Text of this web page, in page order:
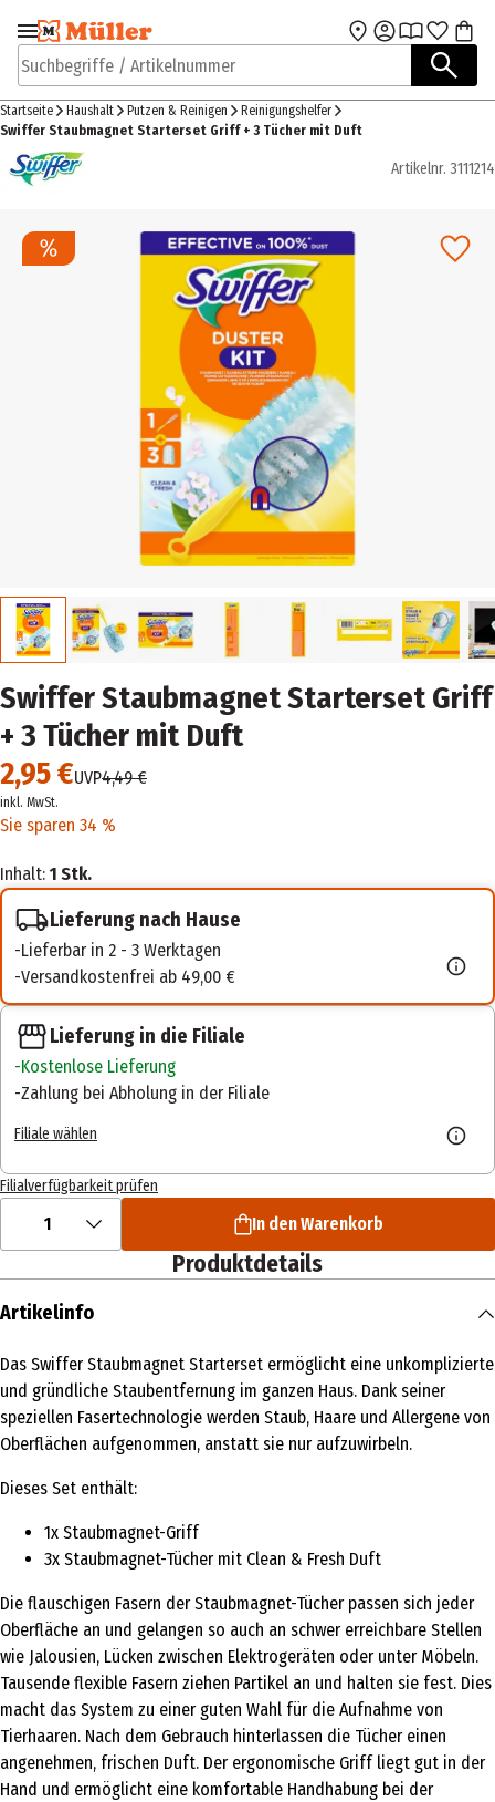
Zur Navigation
springen
Zum Hauptinhalt
Suchbegriffe / Artikelnummer
Startseite Haushalt Putzen & Reinigen
Reinigungshelfer
Swiffer Staubmagnet Starterset Griff + 3 Tücher mit Duft
Artikelnr. 3111214
Swiffer Staubmagnet Starterset Griff
+ 3 Tücher mit Duft
2,95 €UVP4,49 €
inkl. MwSt.
Sie sparen 34 %
Inhalt: 1 Stk.
Lieferung nach Hause
Lieferbar in 2 - 3 Werktagen
Versandkostenfrei ab 49,00 €
Lieferung in die Filiale
Kostenlose Lieferung
Zahlung bei Abholung in der Filiale
Filiale wählen
Filialverfügbarkeit prüfen
1 In den Warenkorb
Produktdetails
Artikelinfo
Das Swiffer Staubmagnet Starterset ermöglicht eine unkomplizierte
und gründliche Staubentfernung im ganzen Haus. Dank seiner
speziellen Fasertechnologie werden Staub, Haare und Allergene von
Oberflächen aufgenommen, anstatt sie nur aufzuwirbeln.
Dieses Set enthält:
1x Staubmagnet-Griff
3x Staubmagnet-Tücher mit Clean & Fresh Duft
Die flauschigen Fasern der Staubmagnet-Tücher passen sich jeder
Oberfläche an und gelangen so auch an schwer erreichbare Stellen
wie Jalousien, Lücken zwischen Elektrogeräten oder unter Möbeln.
Tausende flexible Fasern ziehen Partikel an und halten sie fest. Dies
macht das System zu einer guten Wahl für die Aufnahme von
Tierhaaren. Nach dem Gebrauch hinterlassen die Tücher einen
angenehmen, frischen Duft. Der ergonomische Griff liegt gut in der
Hand und ermöglicht eine komfortable Handhabung bei der